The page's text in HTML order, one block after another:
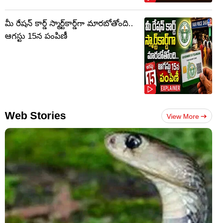
మీ రేషన్ కార్డ్ స్మార్ట్‌కార్డ్‌గా మారబోతోంది..
ఆగస్టు 15న పంపిణీ
Web Stories View More